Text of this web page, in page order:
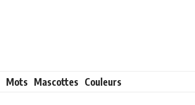
Mots Mascottes Couleurs